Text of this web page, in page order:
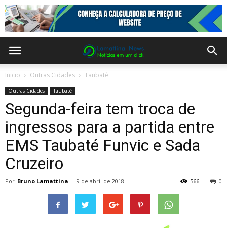
Inicio Outras Cidades Taubaté
Outras Cidades Taubaté
Segunda-feira tem troca de
ingressos para a partida entre
EMS Taubaté Funvic e Sada
Cruzeiro
Por Bruno Lamattina - 9 de abril de 2018 0
566